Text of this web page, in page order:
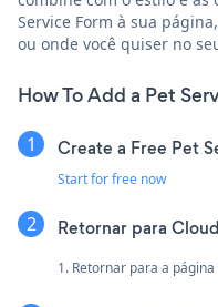
Service Form à sua
ou onde você quiser no
How To Add a Pet
Create a Free Pet
Start for free now
Retornar para
1. Retornar para a